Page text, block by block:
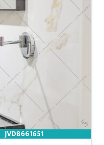
JVD8661651